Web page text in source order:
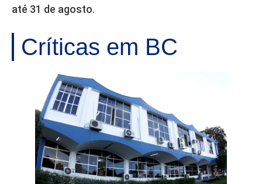
até 31 de agosto.
Críticas em BC